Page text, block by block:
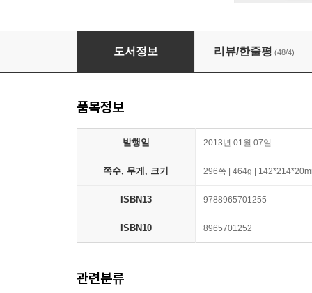
나는 다만, 조금 느릴 뿐이다
도서정보 리뷰/한줄평 (48/4)
품목정보
발행일 2013년 01월 07일
쪽수, 무게, 크기 296쪽 | 464g |
ISBN13 9788965701255
ISBN10 8965701252
관련분류